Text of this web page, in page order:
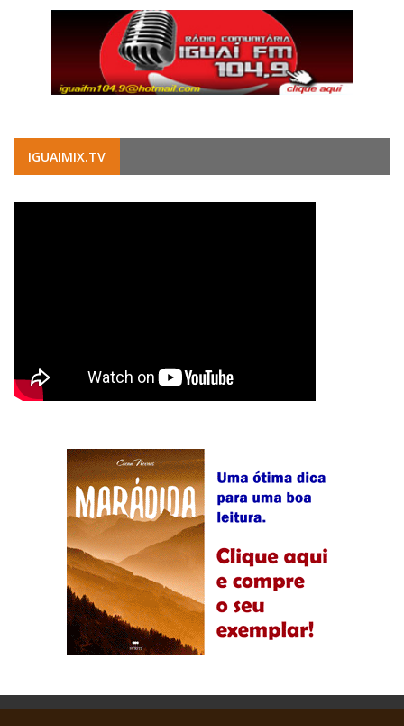
IGUAIMIX.TV